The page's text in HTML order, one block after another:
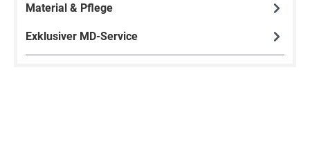
Material & Pflege
Exklusiver MD-Service